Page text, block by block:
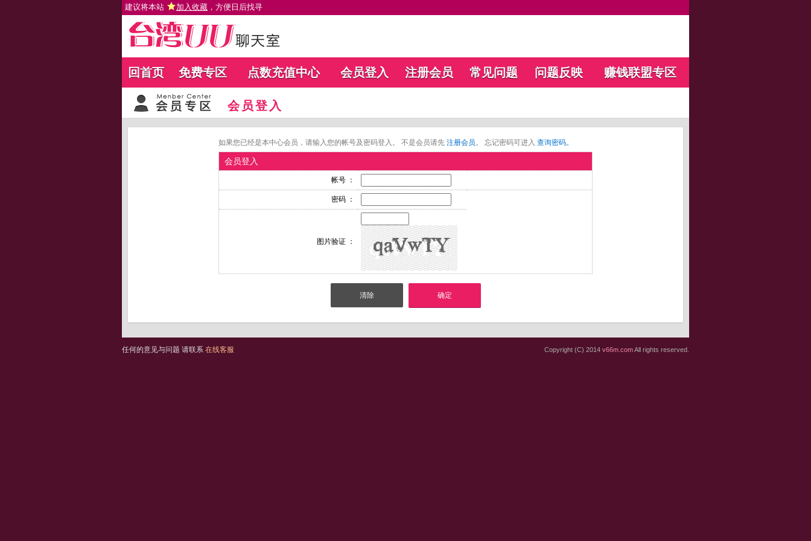
建议将本站 加入收藏 ，方便日后找寻
回首页 免费专区 点数充值中心 会员登入 注册会员 常见问题 问题反映 赚钱联盟专区
会员登入
如果您已经是本中心会员，请输入您的帐号及密码登入。 不是会员请先 注册会员。 忘记密码可进入 查询密码。
会员登入
帐号 ：
密码 ：
图片验证 ：
任何的意见与问题 请联系 在线客服 Copyright (C) 2014 v66m.comAll rights reserved.